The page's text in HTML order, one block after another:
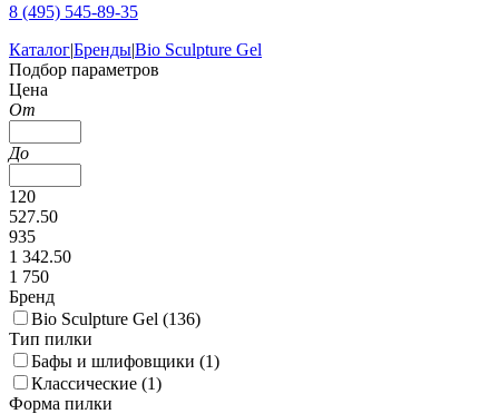
8 (495) 545-89-35
Каталог|Бренды|Bio Sculpture Gel
Подбор параметров
Цена
От
До
120
527.50
935
1 342.50
1 750
Бренд
Bio Sculpture Gel (136)
Тип пилки
Бафы и шлифовщики (1)
Классические (1)
Форма пилки